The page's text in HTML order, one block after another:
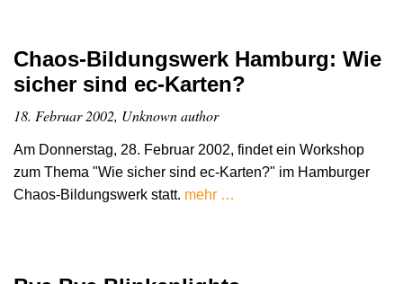
Chaos-Bildungswerk Hamburg: Wie
sicher sind ec-Karten?
18. Februar 2002, Unknown author
Am Donnerstag, 28. Februar 2002, findet ein Workshop
zum Thema "Wie sicher sind ec-Karten?" im Hamburger
Chaos-Bildungswerk statt. mehr …